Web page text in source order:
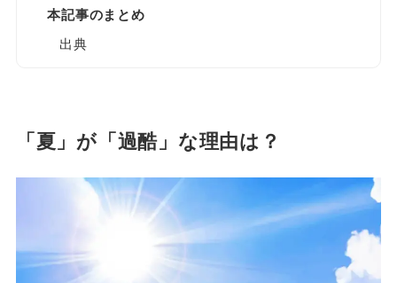
本記事のまとめ
出典
「夏」が「過酷」な理由は？